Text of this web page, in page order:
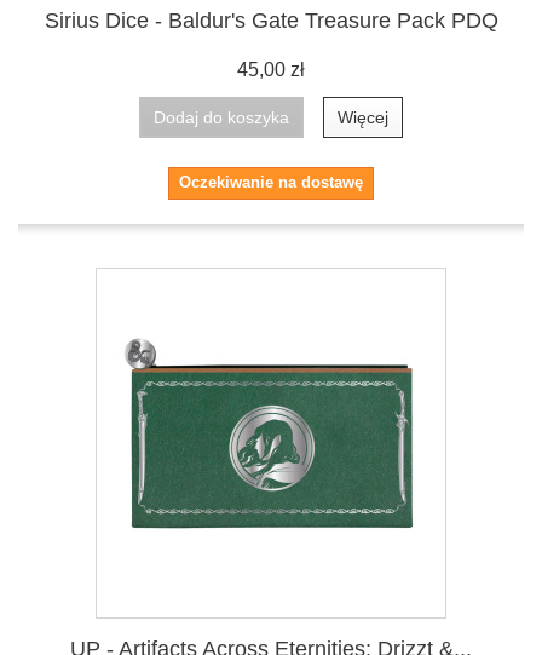
Sirius Dice - Baldur's Gate Treasure Pack PDQ
45,00 zł
Dodaj do koszyka Więcej
Oczekiwanie na dostawę
UP - Artifacts Across Eternities: Drizzt &...